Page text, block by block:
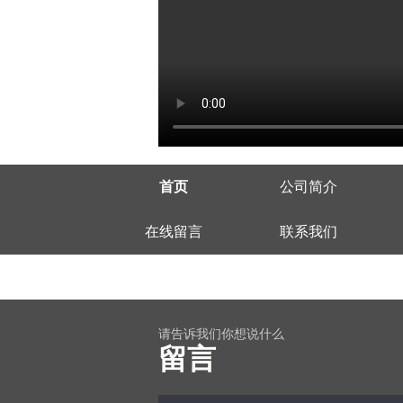
首页 公司简介
在线留言 联系我们
请告诉我们你想说什么
留言